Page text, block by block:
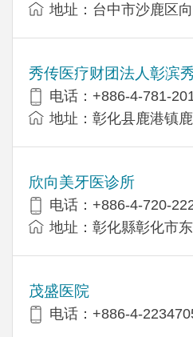
地址：台中市沙鹿区
秀传医疗财团法人彰滨
电话：+886-4-781-
地址：彰化县鹿港镇
欣向美牙医诊所
电话：+886-4-720-
地址：彰化縣彰化市
茂盛医院
电话：+886-4-